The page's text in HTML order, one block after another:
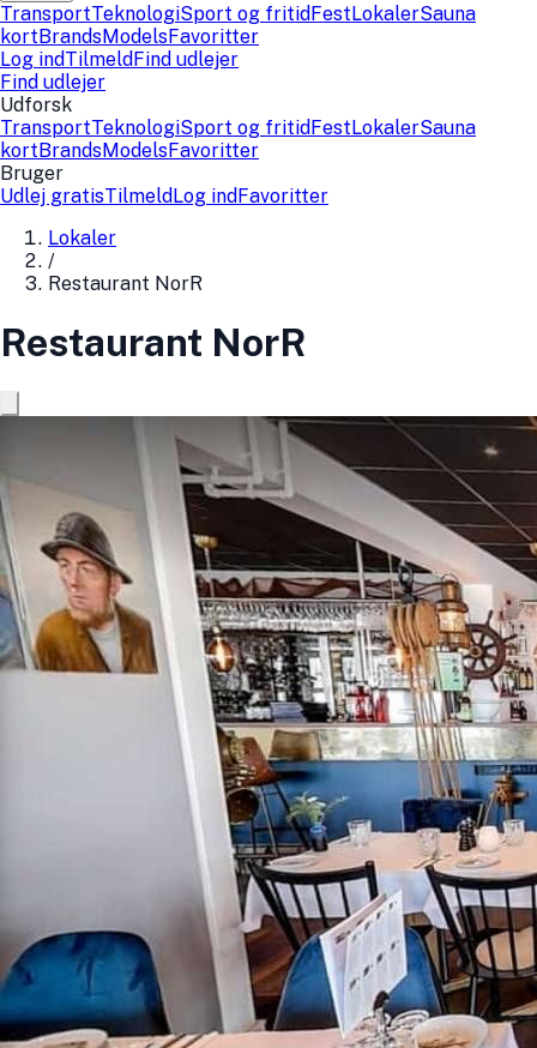
TransportTeknologiSport og fritidFestLokalerSauna
kortBrandsModelsFavoritter
Log indTilmeldFind udlejer
Find udlejer
Udforsk
TransportTeknologiSport og fritidFestLokalerSauna
kortBrandsModelsFavoritter
Bruger
Udlej gratisTilmeldLog indFavoritter
Lokaler
/
Restaurant NorR
Restaurant NorR